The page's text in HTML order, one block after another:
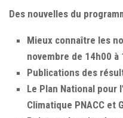
Des nouvelles du
Mieux connaître les
novembre de 14h00 à
Publications des
Le Plan National pour
Climatique PNACC et